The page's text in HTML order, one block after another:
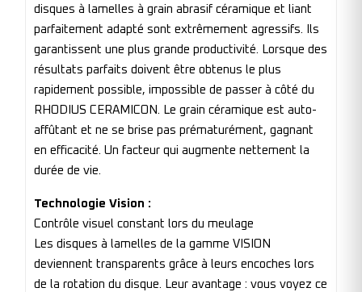
disques à lamelles à grain abrasif céramique et liant
parfaitement adapté sont extrêmement agressifs. Ils
garantissent une plus grande productivité. Lorsque des
résultats parfaits doivent être obtenus le plus
rapidement possible, impossible de passer à côté du
RHODIUS CERAMICON. Le grain céramique est auto-
affûtant et ne se brise pas prématurément, gagnant
en efficacité. Un facteur qui augmente nettement la
durée de vie.
Technologie Vision :
Contrôle visuel constant lors du meulage
Les disques à lamelles de la gamme VISION
deviennent transparents grâce à leurs encoches lors
de la rotation du disque. Leur avantage : vous voyez ce